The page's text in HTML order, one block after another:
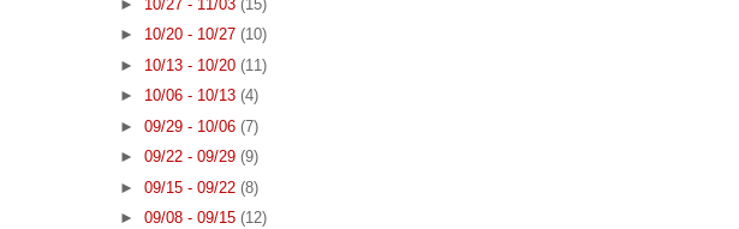
► 10/27 - 11/03 (15)
► 10/20 - 10/27 (10)
► 10/13 - 10/20 (11)
► 10/06 - 10/13 (4)
► 09/29 - 10/06 (7)
► 09/22 - 09/29 (9)
► 09/15 - 09/22 (8)
► 09/08 - 09/15 (12)